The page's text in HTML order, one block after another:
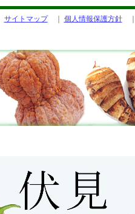
サイトマップ｜ 個人情報保護方針｜